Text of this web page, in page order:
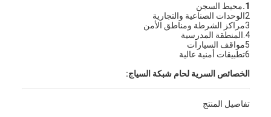
الفولاذ المقاوم للصدأ X Tend Mesh
شاشة مرشح البثق
حزمة شاشة الطارد
1. محيط السجن
2الوحدات الصناعية والتجارية
3مراكز الشرطة ومناطق الأمن
4.المنطقة المدرسية
5مواقف السيارات
6تطبيقات أمنية عالية
الخصائص السرية لحام شبكة السياج:
مضاد للتسلق: فتحات أصغر، لا يوجد إصبع أو إصبع.
تفاصيل المنتج